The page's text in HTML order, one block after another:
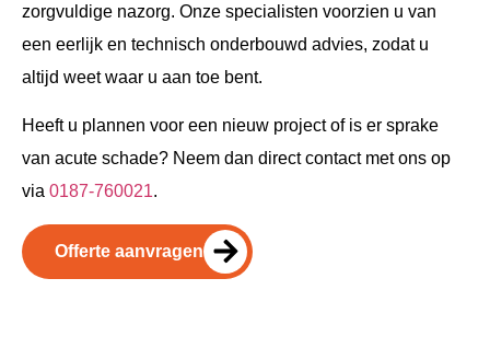
zorgvuldige nazorg. Onze specialisten voorzien u van
een eerlijk en technisch onderbouwd advies, zodat u
altijd weet waar u aan toe bent.
Heeft u plannen voor een nieuw project of is er sprake
van acute schade? Neem dan direct contact met ons op
via 0187-760021.
Offerte aanvragen